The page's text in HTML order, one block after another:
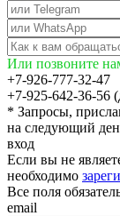
Или позвоните
+7-926-777-32-47
+7-925-642-36-56
* Запросы,
на следующий
вход
Если вы не
необходимо
Все поля
email